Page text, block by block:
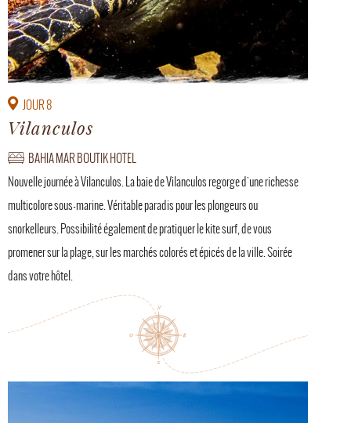
JOUR 8
Vilanculos
BAHIA MAR BOUTIK HOTEL
Nouvelle journée à Vilanculos. La baie de Vilanculos regorge d'une richesse
multicolore sous-marine. Véritable paradis pour les plongeurs ou
snorkelleurs. Possibilité également de pratiquer le kite surf, de vous
promener sur la plage, sur les marchés colorés et épicés de la ville. Soirée
dans votre hôtel.